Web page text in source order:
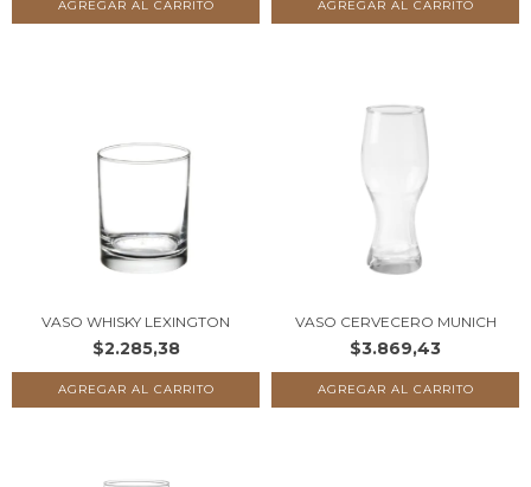
VASO WHISKY LEXINGTON
$2.285,38
VASO CERVECERO MUNICH
$3.869,43